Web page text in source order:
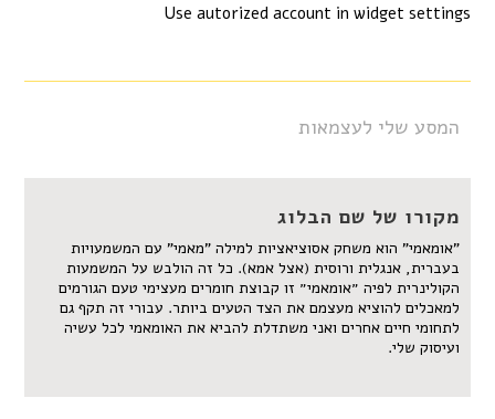
Use autorized account in widget settings
המסע שלי לעצמאות
מקורו של שם הבלוג
"אומאמי" הוא משחק אסוציאציות למילה "מאמי" עם המשמעויות
בעברית, אנגלית ורוסית (אצל אמא). כל זה הולבש על המשמעות
הקולינרית לפיה ״אומאמי״ זו קבוצת חומרים מעצימי טעם הגורמים
למאכלים להוציא מעצמם את הצד הטעים ביותר. עבורי זה תקף גם
לתחומי חיים אחרים ואני משתדלת להביא את האומאמי לכל עשיה
ועיסוק שלי.